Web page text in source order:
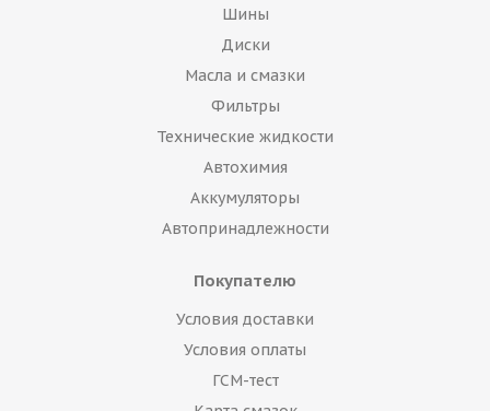
Шины
Диски
Масла и смазки
Фильтры
Технические жидкости
Автохимия
Аккумуляторы
Автопринадлежности
Покупателю
Условия доставки
Условия оплаты
ГСМ-тест